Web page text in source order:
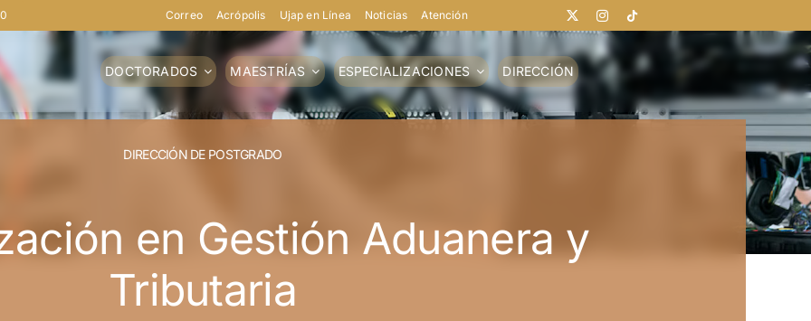
Correo Acrópolis Ujap en Línea Noticias Atención
DOCTORADOS MAESTRÍAS ESPECIALIZACIONES DIRECCIÓN
DIRECCIÓN DE POSTGRADO
en Gestión Aduanera y
Tributaria